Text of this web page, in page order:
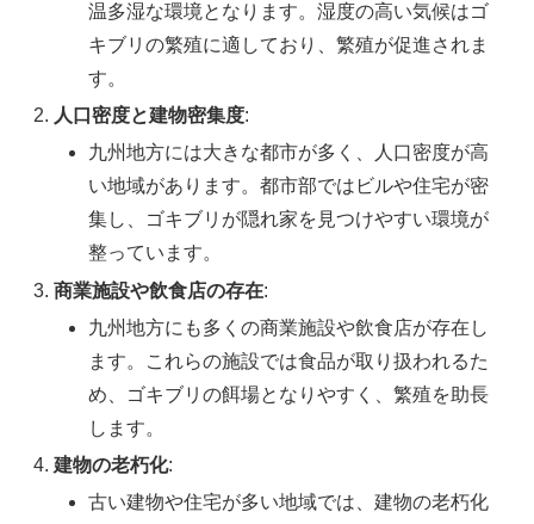
温多湿な環境となります。湿度の高い気候はゴ
キブリの繁殖に適しており、繁殖が促進されま
す。
人口密度と建物密集度:
九州地方には大きな都市が多く、人口密度が高
い地域があります。都市部ではビルや住宅が密
集し、ゴキブリが隠れ家を見つけやすい環境が
整っています。
商業施設や飲食店の存在:
九州地方にも多くの商業施設や飲食店が存在し
ます。これらの施設では食品が取り扱われるた
め、ゴキブリの餌場となりやすく、繁殖を助長
します。
建物の老朽化:
古い建物や住宅が多い地域では、建物の老朽化